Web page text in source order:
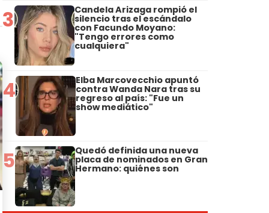
3 Candela Arizaga rompió el
silencio tras el escándalo
con Facundo Moyano:
"Tengo errores como
cualquiera"
4 Elba Marcovecchio apuntó
contra Wanda Nara tras su
regreso al país: "Fue un
show mediático"
5 Quedó definida una nueva
placa de nominados en Gran
Hermano: quiénes son